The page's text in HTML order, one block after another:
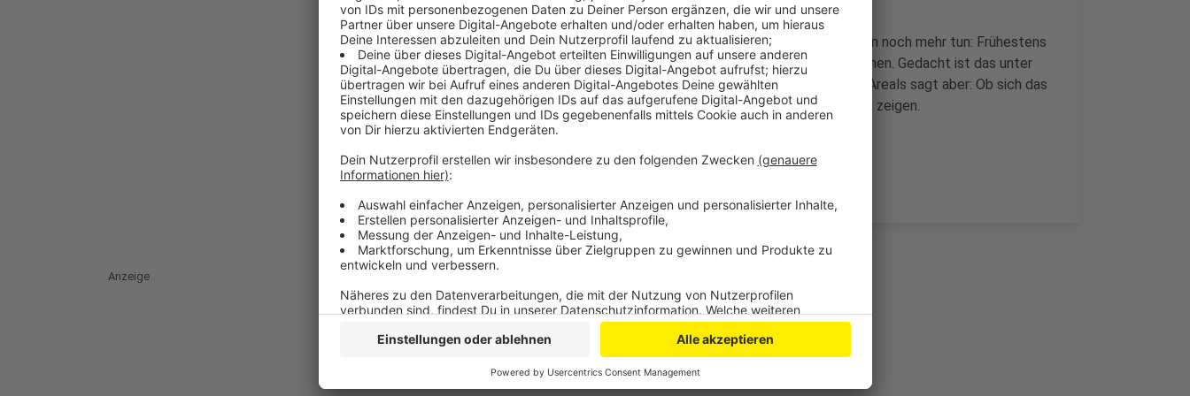
Rund um das beliebte Ausflugsziel soll sich in den nächsten Jahren noch mehr tun: Frühestens
nächstes Jahr könnte hier ein neues Hotel mit Restaurant entstehen. Gedacht ist das unter
anderem für Hochzeiten und andere Events. Der Eigentümer des Areals sagt aber: Ob sich das
alles so realisieren lässt, muss eine Machbarkeitsstudie erst noch zeigen.
Anzeige